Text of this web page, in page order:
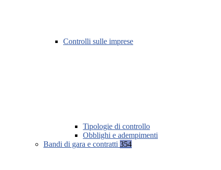
Controlli sulle imprese
Tipologie di controllo
Obblighi e adempimenti
Bandi di gara e contratti 354